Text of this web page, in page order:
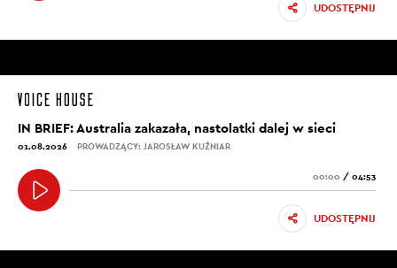
UDOSTĘPNIJ
IN BRIEF: Australia zakazała, nastolatki dalej w sieci
01.08.2026 PROWADZĄCY: JAROSŁAW KUŹNIAR
00:00 / 04:53
UDOSTĘPNIJ